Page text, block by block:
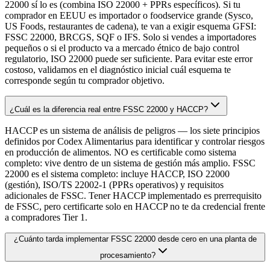
22000 sí lo es (combina ISO 22000 + PPRs específicos). Si tu
comprador en EEUU es importador o foodservice grande (Sysco,
US Foods, restaurantes de cadena), te van a exigir esquema GFSI:
FSSC 22000, BRCGS, SQF o IFS. Solo si vendes a importadores
pequeños o si el producto va a mercado étnico de bajo control
regulatorio, ISO 22000 puede ser suficiente. Para evitar este error
costoso, validamos en el diagnóstico inicial cuál esquema te
corresponde según tu comprador objetivo.
¿Cuál es la diferencia real entre FSSC 22000 y HACCP?
HACCP es un sistema de análisis de peligros — los siete principios
definidos por Codex Alimentarius para identificar y controlar riesgos
en producción de alimentos. NO es certificable como sistema
completo: vive dentro de un sistema de gestión más amplio. FSSC
22000 es el sistema completo: incluye HACCP, ISO 22000
(gestión), ISO/TS 22002-1 (PPRs operativos) y requisitos
adicionales de FSSC. Tener HACCP implementado es prerrequisito
de FSSC, pero certificarte solo en HACCP no te da credencial frente
a compradores Tier 1.
¿Cuánto tarda implementar FSSC 22000 desde cero en una planta de
procesamiento?